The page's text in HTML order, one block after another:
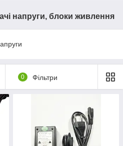
напруги, блоки живлення
0 Фільтри